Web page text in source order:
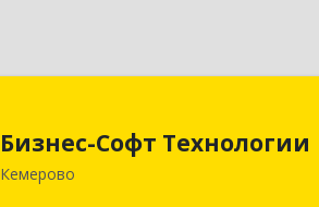
Бизнес-Софт Технологии
Кемерово
650992, Кемеровская область -
Кузбасс обл, Кемерово г, Советский